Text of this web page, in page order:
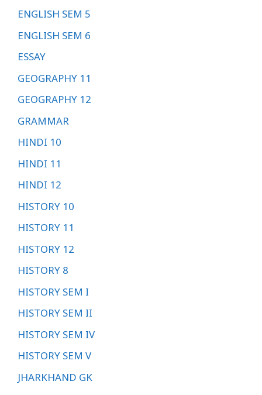
ENGLISH SEM 5
ENGLISH SEM 6
ESSAY
GEOGRAPHY 11
GEOGRAPHY 12
GRAMMAR
HINDI 10
HINDI 11
HINDI 12
HISTORY 10
HISTORY 11
HISTORY 12
HISTORY 8
HISTORY SEM I
HISTORY SEM II
HISTORY SEM IV
HISTORY SEM V
JHARKHAND GK